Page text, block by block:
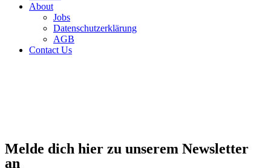
About
Jobs
Datenschutzerklärung
AGB
Contact Us
Melde dich hier zu unserem Newsletter
an